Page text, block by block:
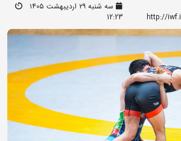
http://
سه شنبه ۲۹ اردیبهشت ۱۴۰۵
12:23